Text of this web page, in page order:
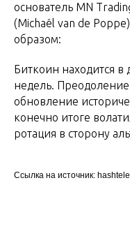
основатель MN
(Michaël van de
образом:
Биткоин находится в
недель.
обновление
конечно итоге
ротация в сторону
Ссылка на источник: